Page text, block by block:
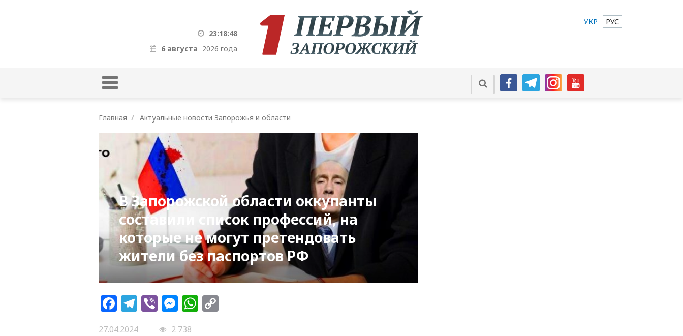
23:18:49
6 августа 2026 года
УКР РУС
Главная Актуальные новости Запорожья и области
В Запорожской области оккупанты
составили список профессий, на
которые не могут претендовать
жители без паспортов РФ
Facebook
Telegram
ViberMessenger
WhatsApp
27.04.2024
2 738